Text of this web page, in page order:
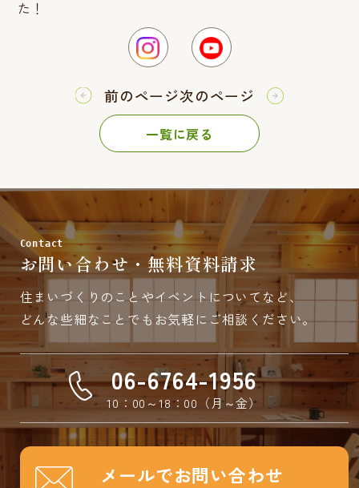
た！
前のページ次のページ
一覧に戻る
Contact
お問い合わせ・無料資料請求
住まいづくりのことやイベントについてなど、
どんな些細なことでもお気軽にご相談ください。
06-6764-1956
10：00～18：00（月～金）
メールでお問い合わせ